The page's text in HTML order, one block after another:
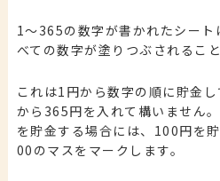
1〜365の数字が書かれたシー
べての数字が塗りつぶされるこ
これは1円から数字の順に貯金
から365円を入れて構いません
を貯金する場合には、100円を
00のマスをマークします。